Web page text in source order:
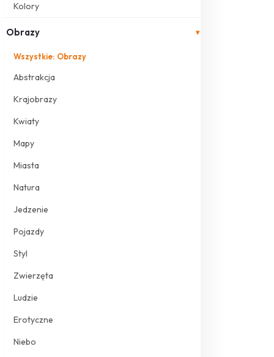
Kolory
Obrazy ▾
Wszystkie: Obrazy
Abstrakcja
Krajobrazy
Kwiaty
Mapy
Miasta
Natura
Jedzenie
Pojazdy
Styl
Zwierzęta
Ludzie
Erotyczne
Niebo